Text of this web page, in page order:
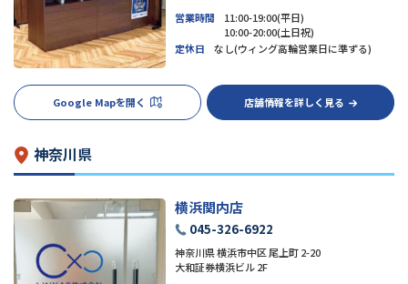
営業時間
11:00-19:00(平日)
10:00-20:00(土日祝)
定休日
なし(ウィング高輪営業日に準ずる)
Google Mapを開く 店舗情報を詳しく見る
神奈川県
横浜関内店
045-326-6922
神奈川県 横浜市中区 尾上町 2-20
大和証券横浜ビル 2F